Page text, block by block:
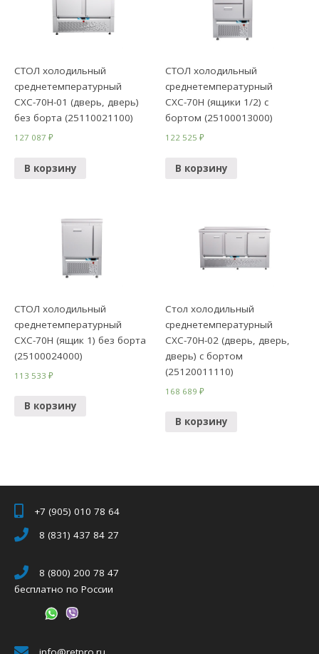
СТОЛ холодильный
среднетемпературный
СХС-70Н-01 (дверь, дверь)
без борта (25110021100)
127 087₽
В корзину
СТОЛ холодильный
среднетемпературный
СХС-70Н (ящики 1/2) с
бортом (25100013000)
122 525₽
В корзину
СТОЛ холодильный
среднетемпературный
СХС-70Н (ящик 1) без борта
(25100024000)
113 533₽
В корзину
Стол холодильный
среднетемпературный
СХС-70Н-02 (дверь, дверь,
дверь) с бортом
(25120011110)
168 689₽
В корзину
+7 (905) 010 78 64
8 (831) 437 84 27
8 (800) 200 78 47
бесплатно по России